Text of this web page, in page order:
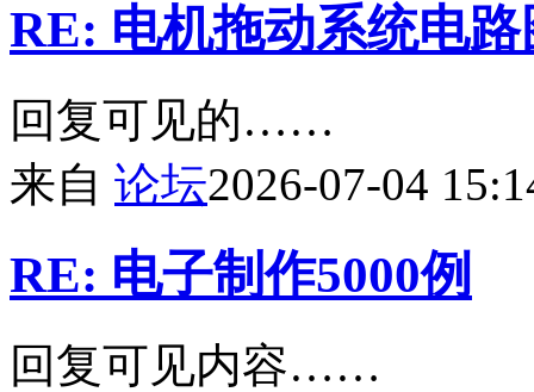
RE: 电机拖动系统电
回复可见的……
来自 论坛2026-07-04
RE: 电子制作5000例
回复可见内容……